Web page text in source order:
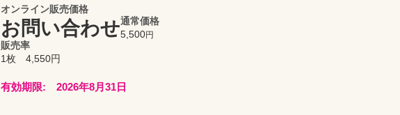
オンライン販売価格
お問い合わせ通常価格
5,500円
販売率
1枚 4,550円
有効期限: 2026年8月31日